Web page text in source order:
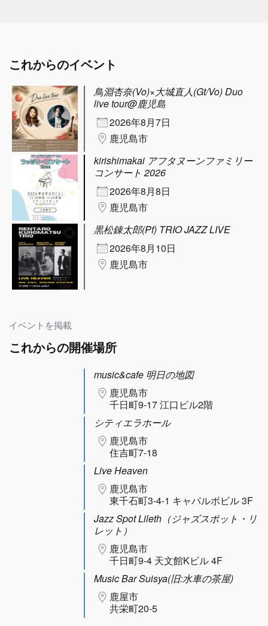
これからのイベント
鳥淵杏奈(Vo)×大城直人(Gt/Vo) Duo
live tour@鹿児島
2026年8月7日
鹿児島市
kirishimakai アフタヌーンファミリー
コンサート 2026
2026年8月8日
鹿児島市
黒松錬太郎(Pf) TRIO JAZZ LIVE
2026年8月10日
鹿児島市
イベントを掲載
これからの開催場所
music&cafe 明日の地図
鹿児島市
千日町9-17 江口ビル2階
シティエラホール
鹿児島市
住吉町7-18
Live Heaven
鹿児島市
東千石町3-4-1 キャパルボビル 3F
Jazz Spot Lileth（ジャズスポット・リ
レット）
鹿児島市
千日町9-4 天文館Kビル 4F
Music Bar Suisya(旧:水車の茶屋)
鹿屋市
共栄町20-5